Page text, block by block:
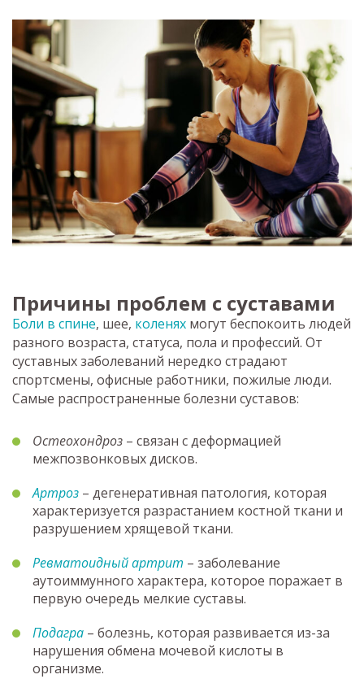
Причины проблем с суставами
Боли в спине, шее, коленях могут беспокоить людей
разного возраста, статуса, пола и профессий. От
суставных заболеваний нередко страдают
спортсмены, офисные работники, пожилые люди.
Самые распространенные болезни суставов:
Остеохондроз – связан с деформацией
межпозвонковых дисков.
Артроз – дегенеративная патология, которая
характеризуется разрастанием костной ткани и
разрушением хрящевой ткани.
Ревматоидный артрит – заболевание
аутоиммунного характера, которое поражает в
первую очередь мелкие суставы.
Подагра – болезнь, которая развивается из-за
нарушения обмена мочевой кислоты в
организме.